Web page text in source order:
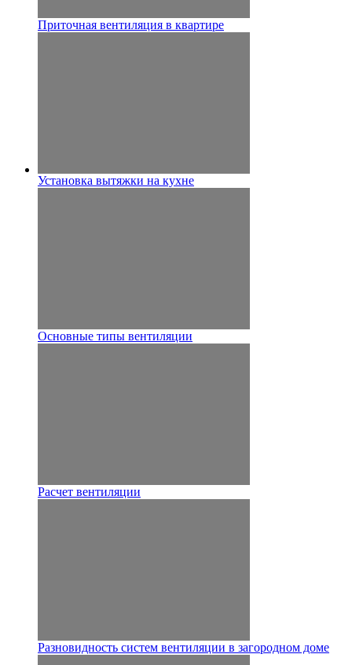
Приточная вентиляция в квартире
Установка вытяжки на кухне
Основные типы вентиляции
Расчет вентиляции
Разновидность систем вентиляции в загородном доме